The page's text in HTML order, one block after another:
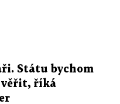
Státu bychom
věřit, říká